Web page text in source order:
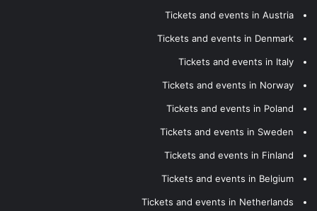
Tickets and events in Austria
Tickets and events in Denmark
Tickets and events in Italy
Tickets and events in Norway
Tickets and events in Poland
Tickets and events in Sweden
Tickets and events in Finland
Tickets and events in Belgium
Tickets and events in Netherlands